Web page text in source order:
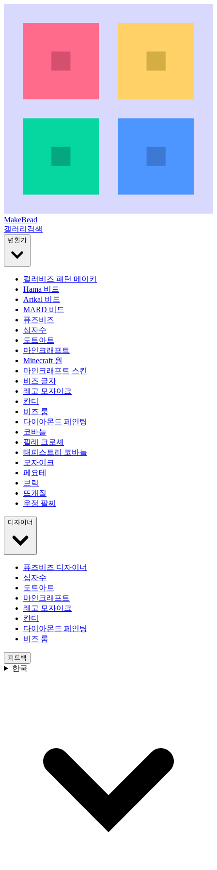
MakeBead
갤러리 검색
변환기
펄러비즈 패턴 메이커
Hama 비드
Artkal 비드
MARD 비드
퓨즈비즈
십자수
도트아트
마인크래프트
Minecraft 원
마인크래프트 스킨
비즈 글자
레고 모자이크
칸디
비즈 룸
다이아몬드 페인팅
코바늘
필레 크로셰
태피스트리 코바늘
모자이크
페요테
브릭
뜨개질
우정 팔찌
디자이너
퓨즈비즈 디자이너
십자수
도트아트
마인크래프트
레고 모자이크
칸디
다이아몬드 페인팅
비즈 룸
피드백
한국